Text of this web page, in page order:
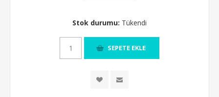
Stok durumu: Tükendi